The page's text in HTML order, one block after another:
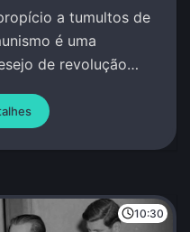
a tumultos de
é uma
de revolução
10:30